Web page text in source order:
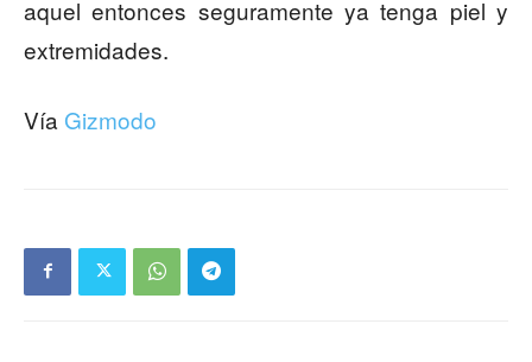
aquel entonces seguramente ya tenga piel y
extremidades.
Vía Gizmodo